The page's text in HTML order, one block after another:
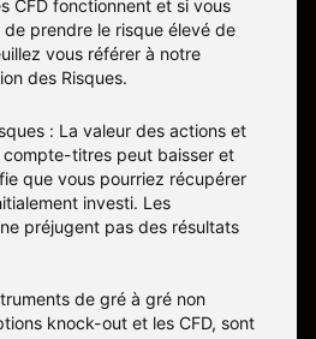
CFD fonctionnent et si vous
prendre le risque élevé de
vous référer à notre
des Risques.
: La valeur des actions et
compte-titres peut baisser et
que vous pourriez récupérer
investi. Les
préjugent pas des résultats
de gré à gré non
knock-out et les CFD, sont